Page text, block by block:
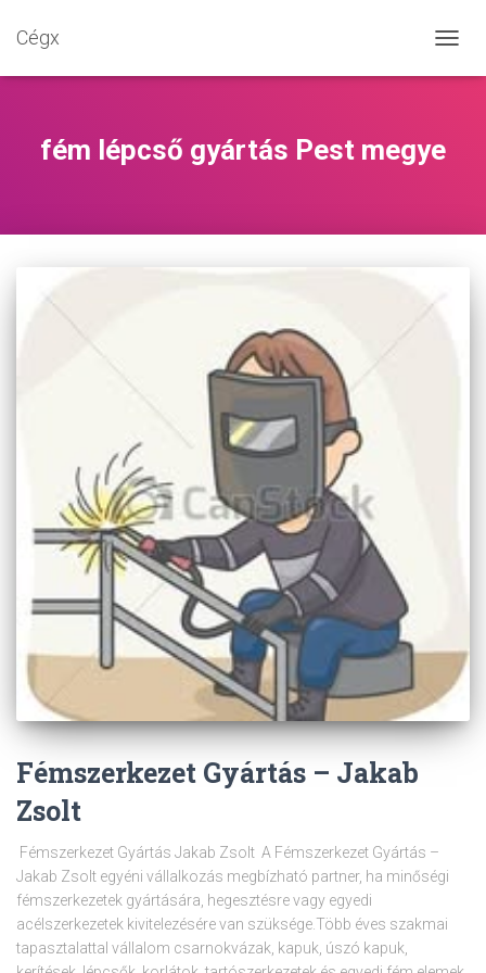
Cégx
BE-/
fém lépcső gyártás Pest megye
Fémszerkezet Gyártás – Jakab
Zsolt
Fémszerkezet Gyártás Jakab Zsolt A Fémszerkezet Gyártás –
Jakab Zsolt egyéni vállalkozás megbízható partner, ha minőségi
fémszerkezetek gyártására, hegesztésre vagy egyedi
acélszerkezetek kivitelezésére van szüksége.Több éves szakmai
tapasztalattal vállalom csarnokvázak, kapuk, úszó kapuk,